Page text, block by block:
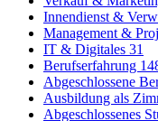
Innendienst &
Management &
IT & Digitales 31
Berufserfahrung
Abgeschlossene
Ausbildung als
Abgeschlossenes